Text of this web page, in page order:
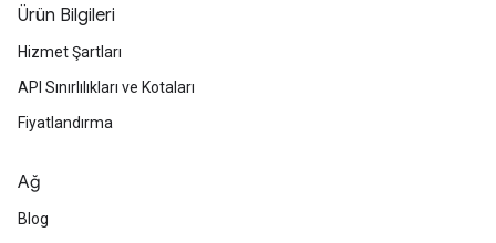
Ürün Bilgileri
Hizmet Şartları
API Sınırlılıkları ve Kotaları
Fiyatlandırma
Ağ
Blog